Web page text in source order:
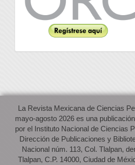
La Revista Mexicana de Ciencias
mayo-agosto 2026 es una
por el Instituto Nacional de Ciencias
Dirección de Publicaciones y
Nacional núm. 113, Col. Tlalpan,
Tlalpan, C.P. 14000, Ciudad de